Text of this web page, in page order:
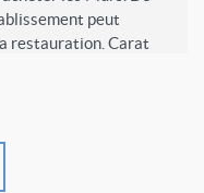
peut
restauration. Carat